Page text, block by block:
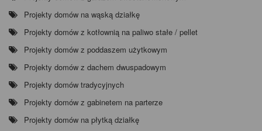
Projekty domów na wąską działkę
Projekty domów z kotłownią na paliwo stałe / pellet
Projekty domów z poddaszem użytkowym
Projekty domów z dachem dwuspadowym
Projekty domów tradycyjnych
Projekty domów z gabinetem na parterze
Projekty domów na płytką działkę